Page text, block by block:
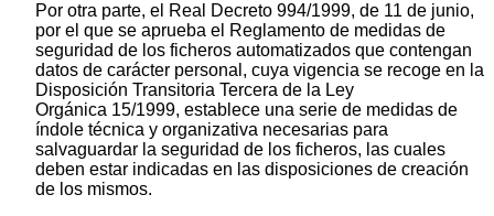
Por otra parte, el Real Decreto 994/1999, de 11 de junio,
por el que se aprueba el Reglamento de medidas de
seguridad de los ficheros automatizados que contengan
datos de carácter personal, cuya vigencia se recoge en la
Disposición Transitoria Tercera de la Ley
Orgánica 15/1999, establece una serie de medidas de
índole técnica y organizativa necesarias para
salvaguardar la seguridad de los ficheros, las cuales
deben estar indicadas en las disposiciones de creación
de los mismos.